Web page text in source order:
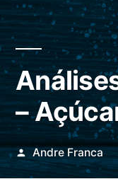
–
Publicado
por
Andre Franca